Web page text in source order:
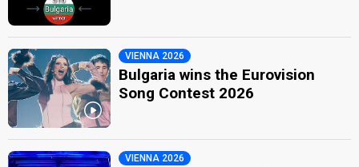
VIENNA 2026
Bulgaria wins the Eurovision
Song Contest 2026
VIENNA 2026